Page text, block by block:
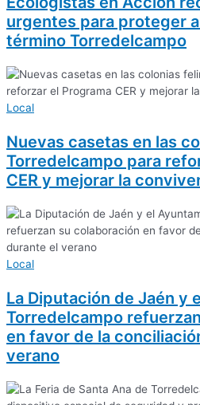
urgentes para proteger
término Torredelcampo
Local
Nuevas casetas en las
Torredelcampo para
CER y mejorar la
Local
La Diputación de Jaén y
Torredelcampo
en favor de la
verano